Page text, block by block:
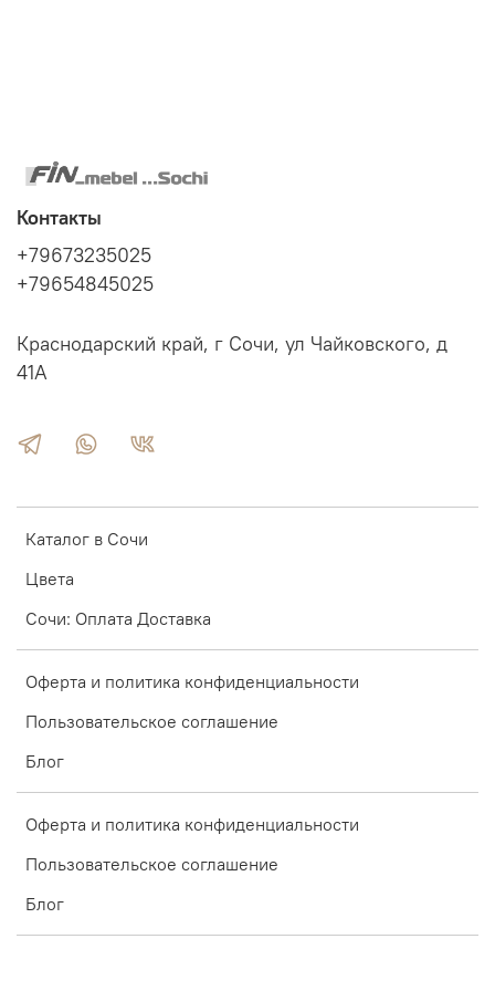
Каталог в Сочи
Цвета
Сочи: Оплата Доставка
Оферта и политика конфиденциальности
Пользовательское соглашение
Блог
Оферта и политика конфиденциальности
Пользовательское соглашение
Блог
Контакты
+79673235025
+79654845025
Краснодарский край, г Сочи, ул Чайковского, д
41А